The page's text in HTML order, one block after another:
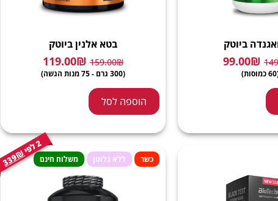
ביוטק
99.00₪
בטא אלנין ביוטק
159.00₪
119.00₪
(300 גרם - 75 מנות הגשה)
הוספה לסל
2
ל
פ
י
339₪ כשר ללא גלוטן משלוח חינם